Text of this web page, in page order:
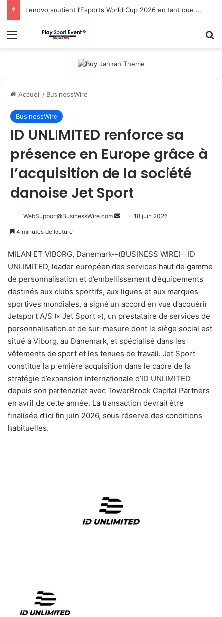
Lenovo soutient l’Esports World Cup 2026 en tant que partenaire fondateur
Menu
Accueil / BusinessWire
BusinessWire
ID UNLIMITED renforce sa
présence en Europe grâce à
l’acquisition de la société
danoise Jet Sport
WebSupport@BusinessWire.com
Envoyer18 juin 2026
4 minutes de lecture
MILAN ET VIBORG, Danemark--(BUSINESS WIRE)--ID
UNLIMITED, leader européen des services haut de gamme
de personnalisation et d’embellissement d’équipements
destinés aux clubs sportifs, aux ligues et aux marques
sportives mondiales, a signé un accord en vue d’acquérir
Jetsport A/S (« Jet Sport »), un prestataire de services de
personnalisation et de sur-mesure dont le siège social est
situé à Viborg, au Danemark, et spécialisé dans les
vêtements de sport et les tenues de travail. Jet Sport
constitue la première acquisition dans le cadre de la
stratégie d’expansion internationale d’ID UNLIMITED
depuis son partenariat avec TowerBrook Capital Partners
en avril de cette année. La transaction devrait être
finalisée d’ici fin juin 2026, sous réserve des conditions
habituelles.